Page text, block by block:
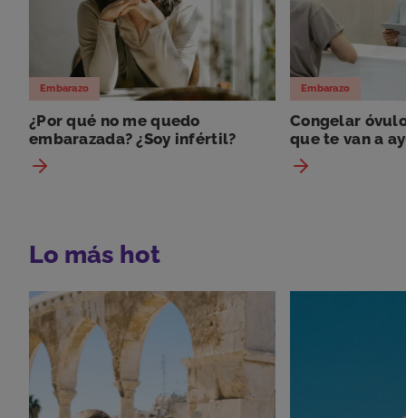
Embarazo
¿Por qué no me quedo
embarazada? ¿Soy infértil?
Embarazo
Congelar
que te van a
Lo más hot